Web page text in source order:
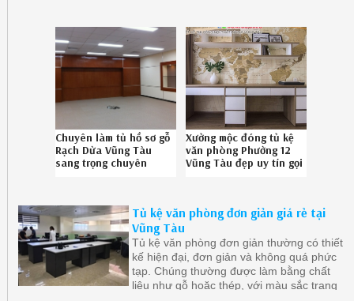
Chuyên làm tủ hồ sơ gỗ
Rạch Dừa Vũng Tàu
sang trọng chuyên
Xưởng mộc đóng tủ kệ
văn phòng Phường 12
Vũng Tàu đẹp uy tín gọi
Tủ kệ văn phòng đơn giản giá rẻ tại
Vũng Tàu
Tủ kệ văn phòng đơn giản thường có thiết
kế hiện đại, đơn giản và không quá phức
tạp. Chúng thường được làm bằng chất
liệu như gỗ hoặc thép, với màu sắc trang